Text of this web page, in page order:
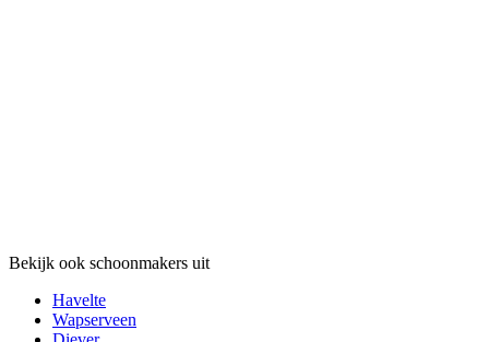
Bekijk ook schoonmakers uit
Havelte
Wapserveen